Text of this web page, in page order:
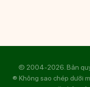
© 2004-2026. Bản
® Không sao chép dưới